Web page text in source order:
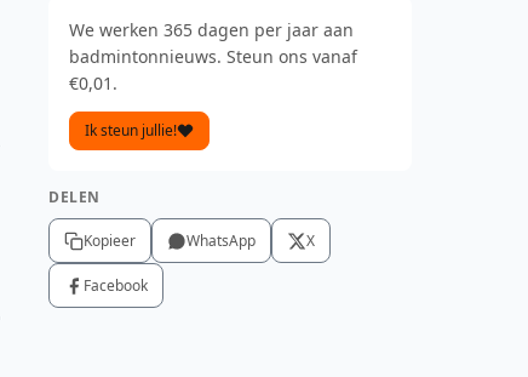
We werken 365 dagen per jaar aan
badmintonnieuws. Steun ons vanaf
€0,01.
Ik steun jullie!
DELEN
Kopieer WhatsApp X
Facebook